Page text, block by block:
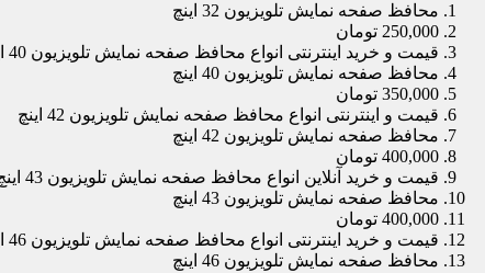
محافظ صفحه نمایش تلویزیون 32 اینچ
250,000 تومان
قیمت و خرید اینترنتی انواع محافظ صفحه نمایش تلویزیون 40 اینچ
محافظ صفحه نمایش تلویزیون 40 اینچ
350,000 تومان
قیمت و اینترنتی انواع محافظ صفحه نمایش تلویزیون 42 اینچ
محافظ صفحه نمایش تلویزیون 42 اینچ
400,000 تومان
قیمت و خرید آنلاین انواع محافظ صفحه نمایش تلویزیون 43 اینچ
محافظ صفحه نمایش تلویزیون 43 اینچ
400,000 تومان
قیمت و خرید اینترنتی انواع محافظ صفحه نمایش تلویزیون 46 اینچ
محافظ صفحه نمایش تلویزیون 46 اینچ